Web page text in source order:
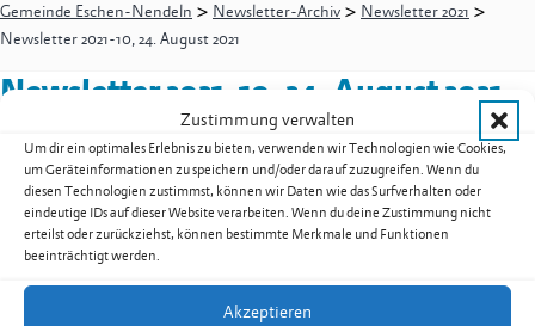
Zustimmung verwalten
Um dir ein optimales Erlebnis zu bieten, verwenden wir Technologien wie Cookies,
um Geräteinformationen zu speichern und/oder darauf zuzugreifen. Wenn du
diesen Technologien zustimmst, können wir Daten wie das Surfverhalten oder
eindeutige IDs auf dieser Website verarbeiten. Wenn du deine Zustimmung nicht
erteilst oder zurückziehst, können bestimmte Merkmale und Funktionen
beeinträchtigt werden.
Akzeptieren
Gemeinde Eschen-Nendeln > Newsletter-Archiv > Newsletter 2021 >
Newsletter 2021-10, 24. August 2021
Newsletter 2021-10, 24. August 2021
Newsletter 2021-10, 24. August 2021 als PDF herunterladen
Zur Übersicht der Downloads
Gemeinde Eschen-Nendeln
St. Martins-Ring 2, 9492 Eschen